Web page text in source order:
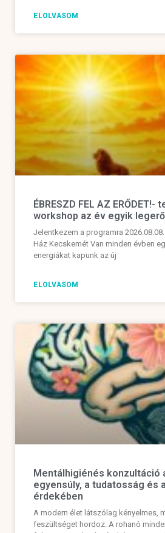
ELOLVASOM
ÉBRESZD FEL AZ ERŐDET!-
workshop az év egyik
Jelentkezem a programra 2026.08.08.
Ház Kecskemét Van minden évben
energiákat kapunk az új
ELOLVASOM
Mentálhigiénés konzultáció
egyensúly, a tudatosság és
érdekében
A modern élet látszólag kényelmes,
feszültséget hordoz. A rohanó